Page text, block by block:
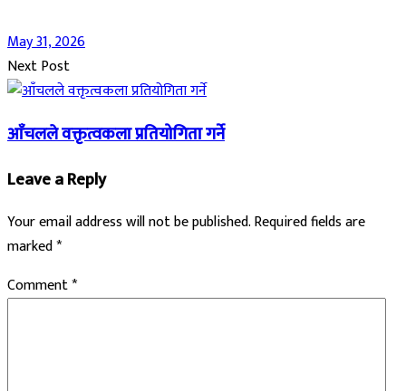
May 31, 2026
Next Post
आँचलले वक्तृत्वकला प्रतियोगिता गर्ने
Leave a Reply
Your email address will not be published.Required fields are
marked*
Comment*